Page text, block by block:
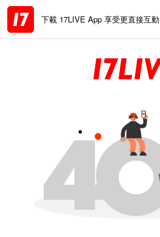
下載 17LIVE App 享受更直接互動